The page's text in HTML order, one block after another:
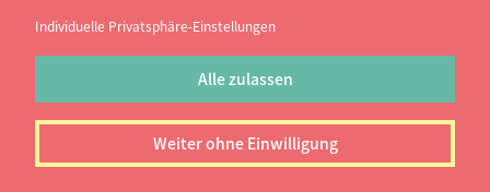
Individuelle Privatsphäre-Einstellungen
Alle zulassen
Weiter ohne Einwilligung
Interesses und der Leidenschaft.
information